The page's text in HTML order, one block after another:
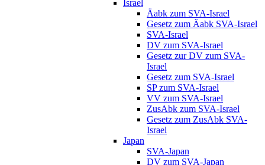
Israel
Äabk zum SVA-Israel
Gesetz zum Äabk SVA-Israel
SVA-Israel
DV zum SVA-Israel
Gesetz zur DV zum SVA-
Israel
Gesetz zum SVA-Israel
SP zum SVA-Israel
VV zum SVA-Israel
ZusAbk zum SVA-Israel
Gesetz zum ZusAbk SVA-
Israel
Japan
SVA-Japan
DV zum SVA-Japan